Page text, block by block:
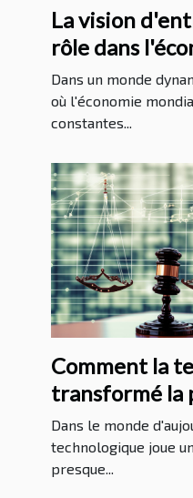
La vision
rôle dans
Dans un monde
où l'économie
constantes...
Comment la
transformé la
au
Dans le monde
technologique joue
presque...